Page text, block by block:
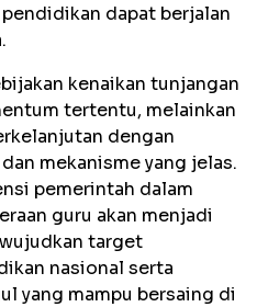
dapat berjalan
kenaikan tunjangan
tertentu, melainkan
dengan
mekanisme yang jelas.
pemerintah dalam
guru akan menjadi
target
nasional serta
yang mampu bersaing di